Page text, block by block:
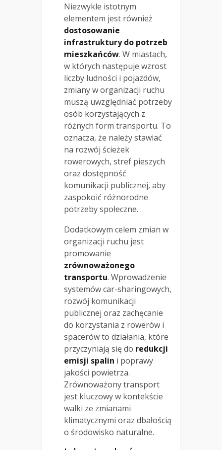
Niezwykle istotnym
elementem jest również
dostosowanie
infrastruktury do potrzeb
mieszkańców. W miastach,
w których następuje wzrost
liczby ludności i pojazdów,
zmiany w organizacji ruchu
muszą uwzględniać potrzeby
osób korzystających z
różnych form transportu. To
oznacza, że należy stawiać
na rozwój ścieżek
rowerowych, stref pieszych
oraz dostępność
komunikacji publicznej, aby
zaspokoić różnorodne
potrzeby społeczne.
Dodatkowym celem zmian w
organizacji ruchu jest
promowanie
zrównoważonego
transportu. Wprowadzenie
systemów car-sharingowych,
rozwój komunikacji
publicznej oraz zachęcanie
do korzystania z rowerów i
spacerów to działania, które
przyczyniają się do redukcji
emisji spalin i poprawy
jakości powietrza.
Zrównoważony transport
jest kluczowy w kontekście
walki ze zmianami
klimatycznymi oraz dbałością
o środowisko naturalne.